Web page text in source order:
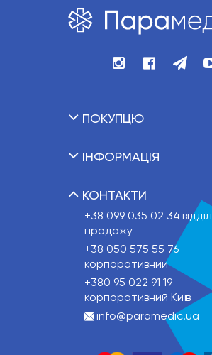
ПОКУПЦЮ
ІНФОРМАЦІЯ
КОНТАКТИ
+38 099 035 02 34 відділ
продажу
+38 050 575 55 76
корпоративний
+380 95 022 91 19
корпоративний Київ
info@paramedic.ua